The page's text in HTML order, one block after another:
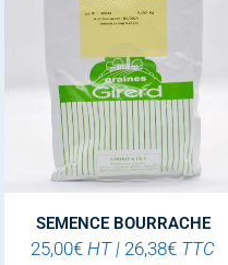
SEMENCE BOURRACHE
25,00€ HT | 26,38€ TTC